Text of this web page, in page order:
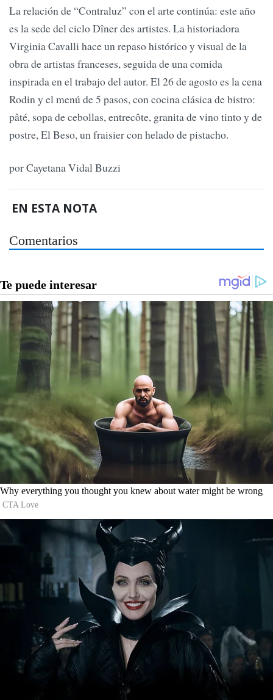
La relación de “Contraluz” con el arte continúa: este año
es la sede del ciclo Dîner des artistes. La historiadora
Virginia Cavalli hace un repaso histórico y visual de la
obra de artistas franceses, seguida de una comida
inspirada en el trabajo del autor. El 26 de agosto es la cena
Rodin y el menú de 5 pasos, con cocina clásica de bistro:
pâté, sopa de cebollas, entrecôte, granita de vino tinto y de
postre, El Beso, un fraisier con helado de pistacho.
por Cayetana Vidal Buzzi
EN ESTA NOTA
Comentarios